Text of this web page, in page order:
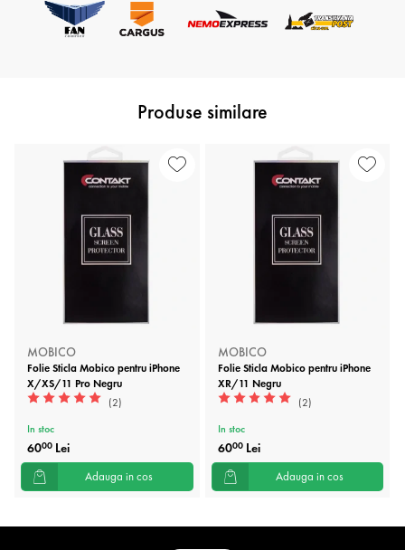
Produse similare
MOBICO
Folie Sticla Mobico pentru iPhone
X/XS/11 Pro Negru
(2)
In stoc
6000 Lei
Adauga in cos
MOBICO
Folie Sticla Mobico pentru iPhone
XR/11 Negru
(2)
In stoc
6000Lei
Adauga in cos